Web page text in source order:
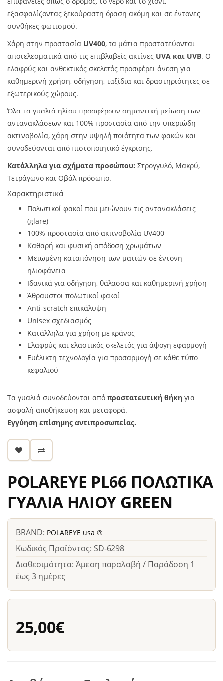
εξασφαλίζοντας ξεκούραστη όραση ακόμη και σε έντονες
συνθήκες φωτισμού.
Χάρη στην προστασία UV400, τα μάτια προστατεύονται
αποτελεσματικά από τις επιβλαβείς ακτίνες UVA και UVB. Ο
ελαφρύς και ανθεκτικός σκελετός προσφέρει άνεση για
καθημερινή χρήση, οδήγηση, ταξίδια και δραστηριότητες σε
εξωτερικούς χώρους.
Όλα τα γυαλιά ηλίου προσφέρουν σημαντική μείωση των
αντανακλάσεων και 100% προστασία από την υπεριώδη
ακτινοβολία, χάρη στην υψηλή ποιότητα των φακών και
συνοδεύονται από πιστοποιητικό έγκρισης.
Κατάλληλα για σχήματα προσώπου: Στρογγυλό, Μακρύ,
Τετράγωνο και Οβάλ πρόσωπο.
Χαρακτηριστικά
Πολωτικοί φακοί που μειώνουν τις αντανακλάσεις
(glare)
100% προστασία από ακτινοβολία UV400
Καθαρή και φυσική απόδοση χρωμάτων
Μειωμένη καταπόνηση των ματιών σε έντονη
ηλιοφάνεια
Ιδανικά για οδήγηση, θάλασσα και καθημερινή χρήση
Άθραυστοι πολωτικοί φακοί
Anti-scratch επικάλυψη
Unisex σχεδιασμός
Κατάλληλα για χρήση με κράνος
Ελαφρύς και ελαστικός σκελετός για άψογη εφαρμογή
Ευέλικτη τεχνολογία για προσαρμογή σε κάθε τύπο
κεφαλιού
Τα γυαλιά συνοδεύονται από προστατευτική θήκη για
ασφαλή αποθήκευση και μεταφορά.
Εγγύηση επίσημης αντιπροσωπείας.
POLAREYE PL66 ΠΟΛΩΤΙΚΑ
ΓΥΑΛΙΑ ΗΛΙΟΥ GREEN
BRAND: POLAREYE usa ®
Κωδικός Προϊόντος: SD-6298
Διαθεσιμότητα: Άμεση παραλαβή / Παράδοση 1
έως 3 ημέρες
25,00€